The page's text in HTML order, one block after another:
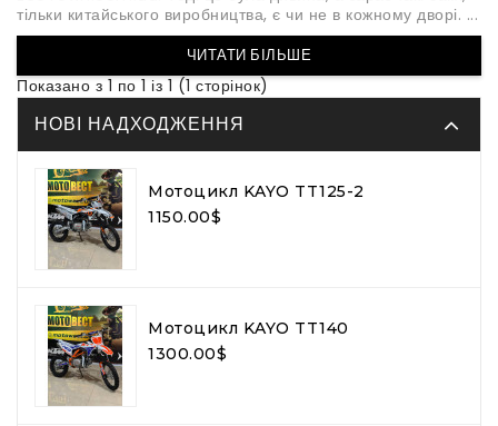
тільки китайського виробництва, є чи не в кожному дворі. ...
ЧИТАТИ БІЛЬШЕ
Показано з 1 по 1 із 1 (1 сторінок)
НОВІ НАДХОДЖЕННЯ
Мотоцикл KAYO TT125-2
1150.00$
Мотоцикл KAYO TT140
1300.00$